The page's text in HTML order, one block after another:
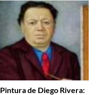
Pintura de Diego Rivera: